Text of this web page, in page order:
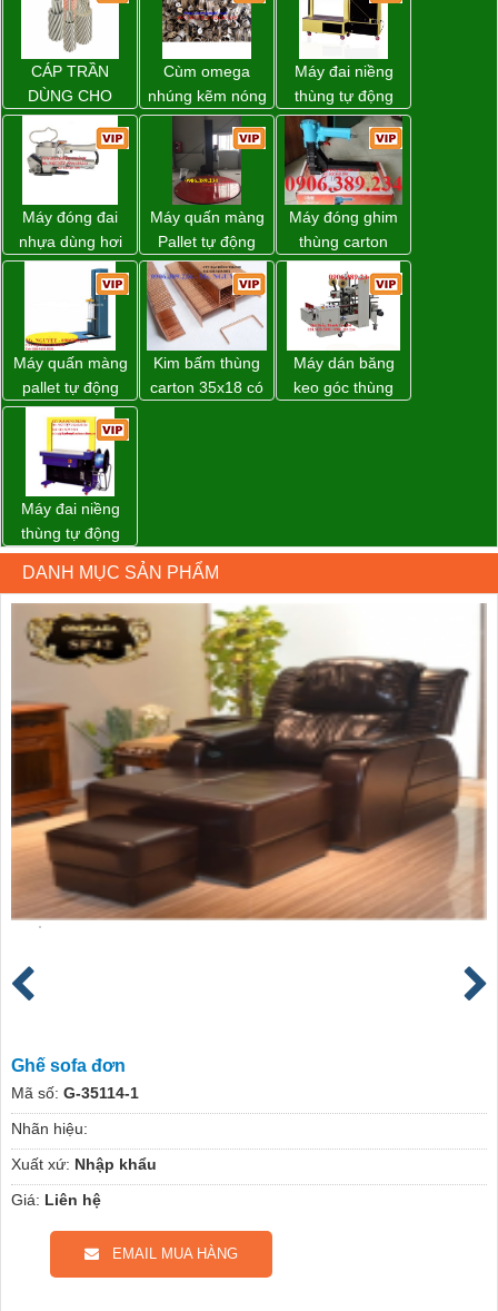
CÁP TRẦN
DÙNG CHO
ĐƯỜNG DÂY
TẢI ĐIỆN TRÊN
KHÔNG
Cùm omega
nhúng kẽm nóng
Máy đai niềng
thùng tự động
DBA-80A Đài
Loan giá rẻ
Máy đóng đai
nhựa dùng hơi
khí nén WP-20
Máy quấn màng
Pallet tự động
WP-55 xuất xứ
Đài Loan
Máy đóng ghim
thùng carton
dùng khí nén giá
tốt
Máy quấn màng
pallet tự động
WP-55 chính
hãng Wellpack
giá tốt
Kim bấm thùng
carton 35x18 có
Máy dán băng
keo góc thùng
Máy đai niềng
thùng tự động
DBA-200 giá tốt
DANH MỤC SẢN PHẨM
Ghế sofa đơn
Mã số: G-35114-1
Nhãn hiệu:
Xuất xứ: Nhập khẩu
Giá: Liên hệ
EMAIL MUA HÀNG